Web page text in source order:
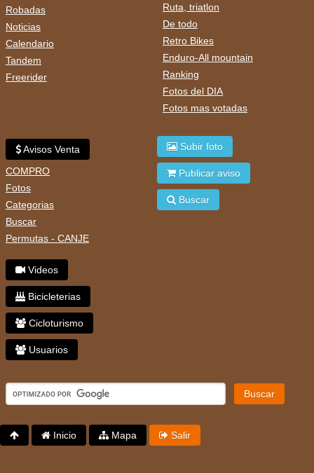
Robadas
Noticias
Calendario
Tandem
Freerider
Ruta, triatlon
De todo
Retro Bikes
Enduro-All mountain
Ranking
Fotos del DIA
Fotos mas votadas
Avisos Venta
COMPRO
Fotos
Categorias
Buscar
Permutas - CANJE
Videos
Bicicleterias
Cicloturismo
Usuarios
Subir foto
Publicar aviso
Buscar
Buscar
Inicio Mapa Salir